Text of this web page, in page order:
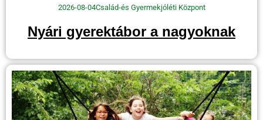
2026-08-04Család-és Gyermekjóléti Központ
Nyári gyerektábor a nagyoknak